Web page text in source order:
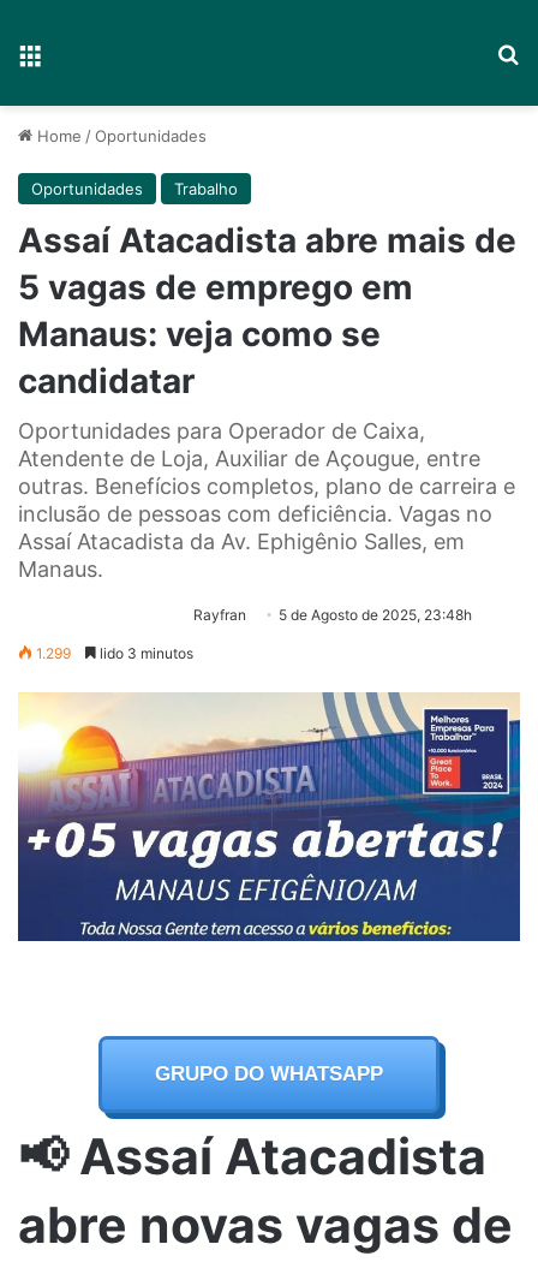
Home /Oportunidades
Oportunidades Trabalho
Assaí Atacadista abre mais de
5 vagas de emprego em
Manaus: veja como se
candidatar
Oportunidades para Operador de Caixa,
Atendente de Loja, Auxiliar de Açougue, entre
outras. Benefícios completos, plano de carreira e
inclusão de pessoas com deficiência. Vagas no
Assaí Atacadista da Av. Ephigênio Salles, em
Manaus.
Rayfran 5 de Agosto de 2025, 23:48h
1.299 lido 3 minutos
GRUPO DO WHATSAPP
📢 Assaí Atacadista
abre novas vagas de